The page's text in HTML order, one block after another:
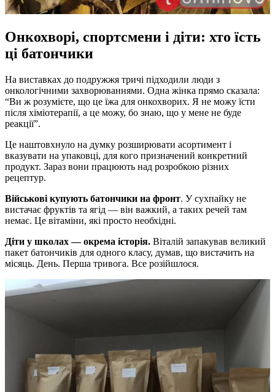
Онкохворі, спортсмени і діти: хто їсть
ці батончики
На виставках до подружжя тричі підходили люди з
онкологічними захворюваннями. Одна жінка прямо сказала:
“Ви ж розумієте, що це їжа для онкохворих. Я не можу їсти
після хіміотерапії, а це можу, бо знаю, що у мене не буде
реакції”.
Це наштовхнуло на думку розширювати асортимент і
вказувати на упаковці, для кого призначений конкретний
продукт. Зараз вони працюють над розробкою різних
рецептур.
Військові купують батончики на фронт. У сухпайку не
вистачає фруктів та ягід — він важкий, а таких речей там
немає. Це вітаміни, які просто необхідні.
Діти у школах — окрема історія. Віталій запакував великий
пакет батончиків для одного класу, думав, що вистачить на
місяць. День. Перша тривога. Все розійшлося.